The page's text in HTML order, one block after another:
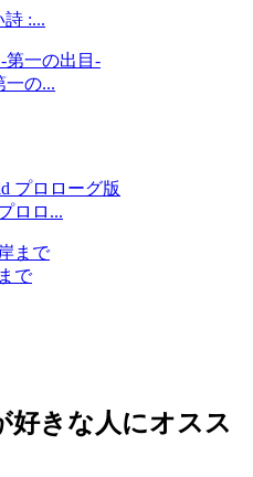
:...
一の...
ロロ...
で
好きな人にオスス